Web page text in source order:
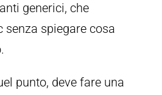
generici, che
senza spiegare cosa
punto, deve fare una